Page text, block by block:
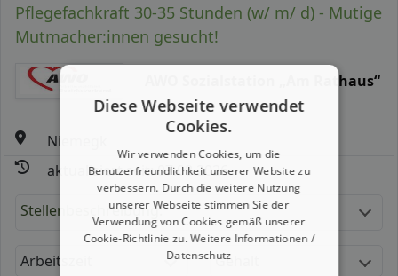
Pflegefachkraft 30-35 Stunden (w/ m/ d) - Mutige
Mutmacher:innen gesucht!
AWO Sozialstation „Am Rathaus“
Niemegk
aktualisiert seit: 07.08.2026
Stellenbeschreibung:
Arbeitszeit Gehalt
Diese Webseite verwendet
Cookies.
Wir verwenden Cookies, um die
Benutzerfreundlichkeit unserer Website zu
verbessern. Durch die weitere Nutzung
unserer Webseite stimmen Sie der
Verwendung von Cookies gemäß unserer
Cookie-Richtlinie zu.Weitere Informationen /
Datenschutz